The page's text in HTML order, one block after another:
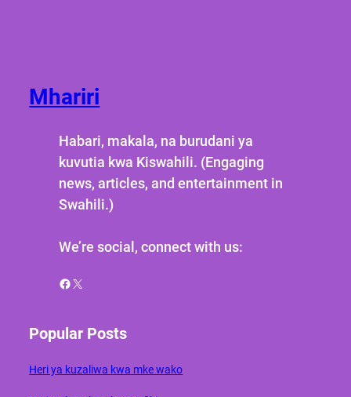
Mhariri
Habari, makala, na burudani ya
kuvutia kwa Kiswahili. (Engaging
news, articles, and entertainment in
Swahili.)
We’re social, connect with us:
Facebook X
Popular Posts
Heri ya kuzaliwa kwa mke wako